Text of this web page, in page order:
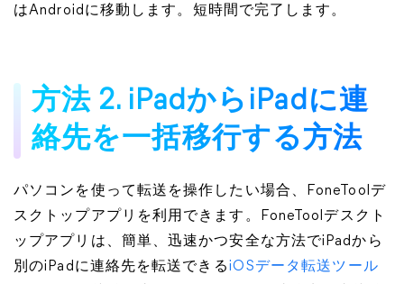
はAndroidに移動します。短時間で完了します。
方法 2. iPadからiPadに連
絡先を一括移行する方法
パソコンを使って転送を操作したい場合、FoneToolデ
スクトップアプリを利用できます。FoneToolデスクト
ップアプリは、簡単、迅速かつ安全な方法でiPadから
別のiPadに連絡先を転送できるiOSデータ転送ツール